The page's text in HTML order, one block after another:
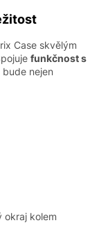
Case skvělým
funkčnost s
nejen
okraj kolem